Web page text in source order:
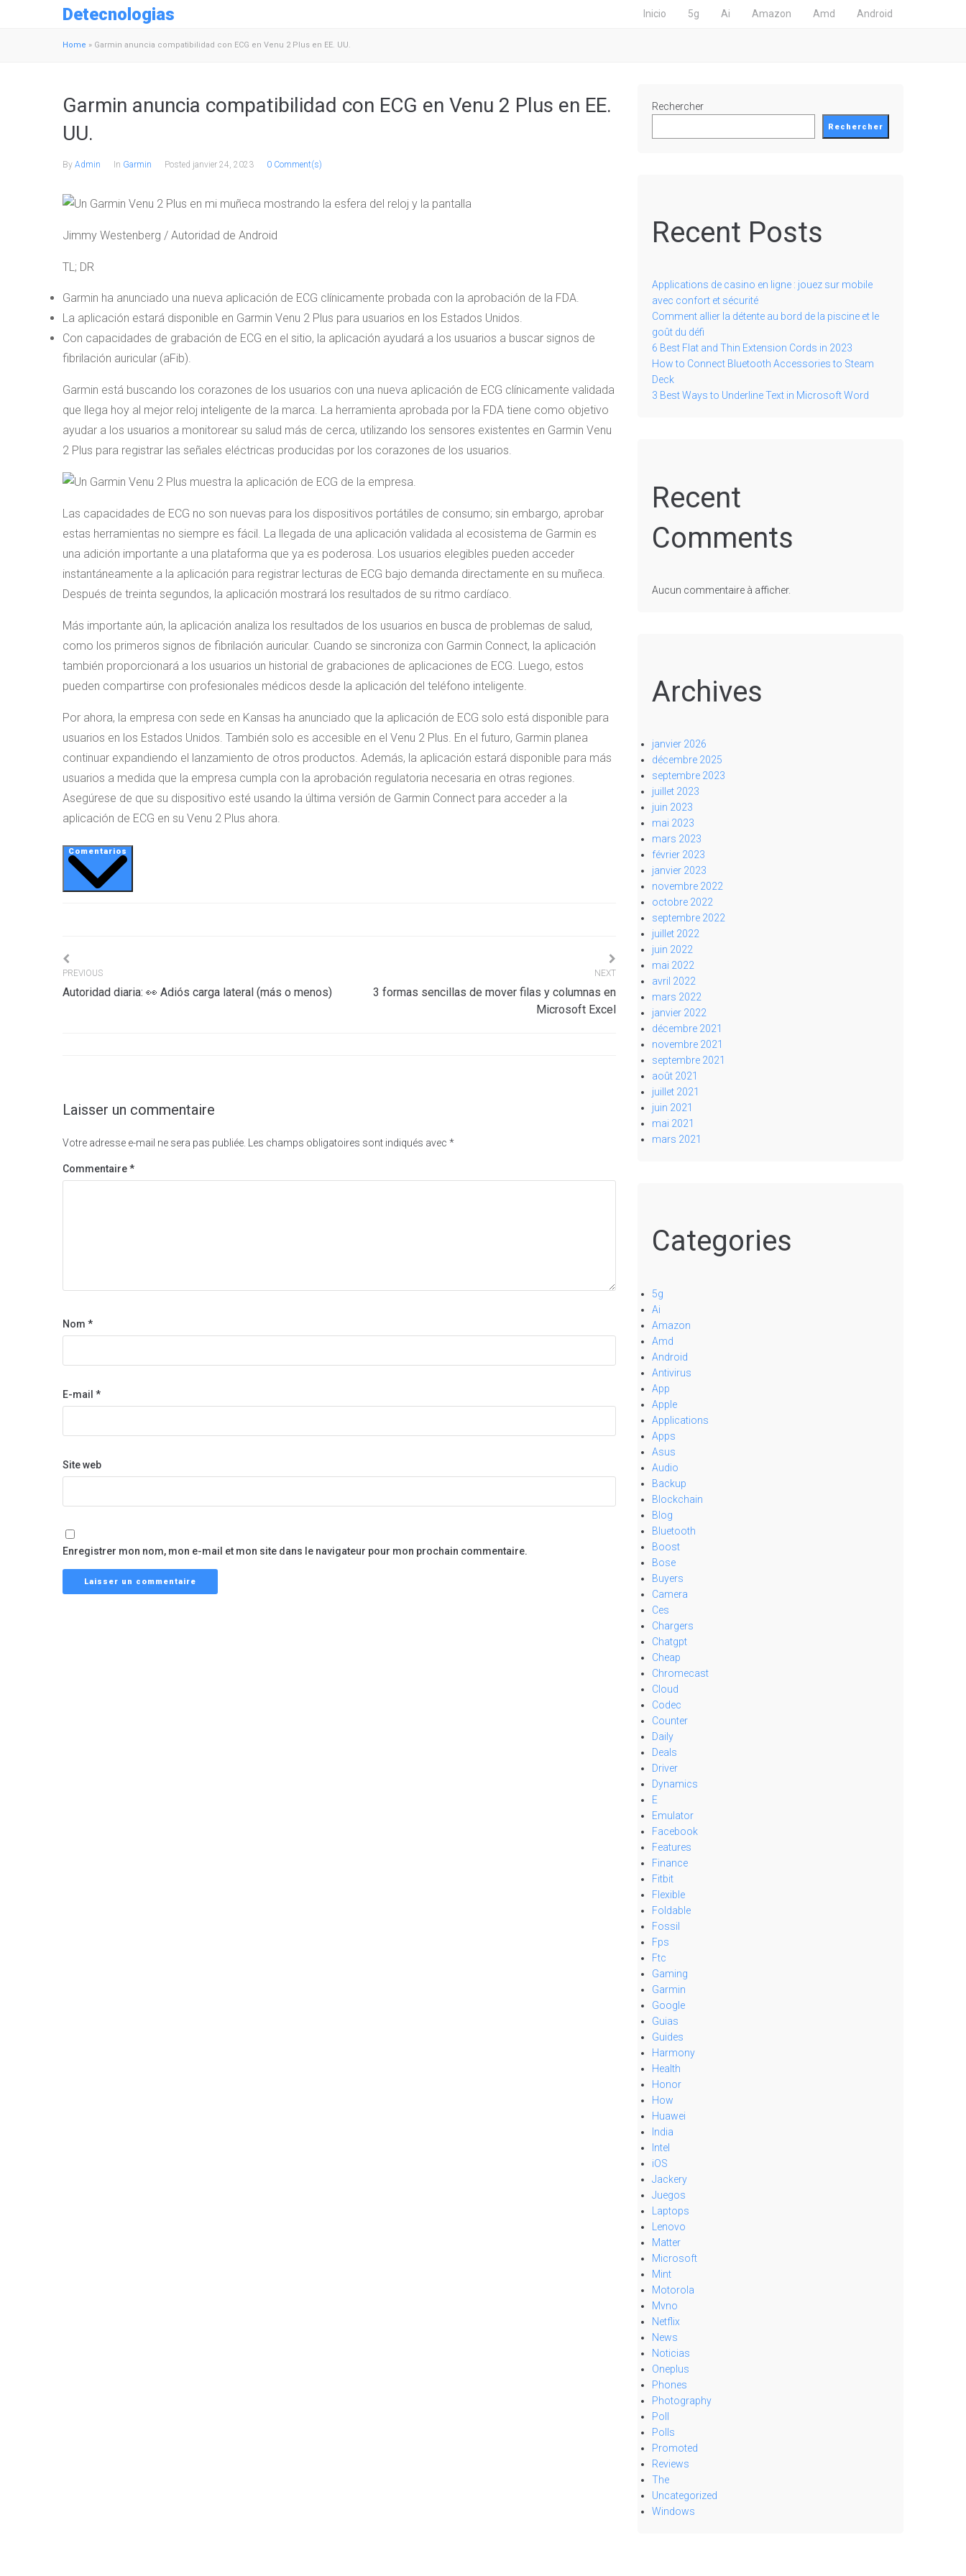
Detecnologias Inicio 5g Ai Amazon Amd Android
Home » Garmin anuncia compatibilidad con ECG en Venu 2 Plus en EE. UU.
Garmin anuncia compatibilidad con ECG en Venu 2 Plus en EE.
UU.
By Admin In Garmin Posted janvier 24, 2023 0 Comment(s)
Jimmy Westenberg / Autoridad de Android
TL; DR
Garmin ha anunciado una nueva aplicación de ECG clínicamente probada con la aprobación de la FDA.
La aplicación estará disponible en Garmin Venu 2 Plus para usuarios en los Estados Unidos.
Con capacidades de grabación de ECG en el sitio, la aplicación ayudará a los usuarios a buscar signos de
fibrilación auricular (aFib).
Garmin está buscando los corazones de los usuarios con una nueva aplicación de ECG clínicamente validada
que llega hoy al mejor reloj inteligente de la marca. La herramienta aprobada por la FDA tiene como objetivo
ayudar a los usuarios a monitorear su salud más de cerca, utilizando los sensores existentes en Garmin Venu
2 Plus para registrar las señales eléctricas producidas por los corazones de los usuarios.
Las capacidades de ECG no son nuevas para los dispositivos portátiles de consumo; sin embargo, aprobar
estas herramientas no siempre es fácil. La llegada de una aplicación validada al ecosistema de Garmin es
una adición importante a una plataforma que ya es poderosa. Los usuarios elegibles pueden acceder
instantáneamente a la aplicación para registrar lecturas de ECG bajo demanda directamente en su muñeca.
Después de treinta segundos, la aplicación mostrará los resultados de su ritmo cardíaco.
Más importante aún, la aplicación analiza los resultados de los usuarios en busca de problemas de salud,
como los primeros signos de fibrilación auricular. Cuando se sincroniza con Garmin Connect, la aplicación
también proporcionará a los usuarios un historial de grabaciones de aplicaciones de ECG. Luego, estos
pueden compartirse con profesionales médicos desde la aplicación del teléfono inteligente.
Por ahora, la empresa con sede en Kansas ha anunciado que la aplicación de ECG solo está disponible para
usuarios en los Estados Unidos. También solo es accesible en el Venu 2 Plus. En el futuro, Garmin planea
continuar expandiendo el lanzamiento de otros productos. Además, la aplicación estará disponible para más
usuarios a medida que la empresa cumpla con la aprobación regulatoria necesaria en otras regiones.
Asegúrese de que su dispositivo esté usando la última versión de Garmin Connect para acceder a la
aplicación de ECG en su Venu 2 Plus ahora.
Comentarios
Navigation
PREVIOUS
Autoridad diaria: 👀 Adiós carga lateral (más o menos)
NEXT
3 formas sencillas de mover filas y columnas en
Microsoft Excel
Laisser un commentaire
Votre adresse e-mail ne sera pas publiée. Les champs obligatoires sont indiqués avec *
Commentaire*
Nom *
E-mail *
Site web
Enregistrer mon nom, mon e-mail et mon site dans le navigateur pour mon prochain commentaire.
Rechercher
Rechercher
Recent Posts
Applications de casino en ligne : jouez sur mobile
avec confort et sécurité
Comment allier la détente au bord de la piscine et le
goût du défi
6 Best Flat and Thin Extension Cords in 2023
How to Connect Bluetooth Accessories to Steam
Deck
3 Best Ways to Underline Text in Microsoft Word
Recent
Comments
Aucun commentaire à afficher.
Archives
janvier 2026
décembre 2025
septembre 2023
juillet 2023
juin 2023
mai 2023
mars 2023
février 2023
janvier 2023
novembre 2022
octobre 2022
septembre 2022
juillet 2022
juin 2022
mai 2022
avril 2022
mars 2022
janvier 2022
décembre 2021
novembre 2021
septembre 2021
août 2021
juillet 2021
juin 2021
mai 2021
mars 2021
Categories
5g
Ai
Amazon
Amd
Android
Antivirus
App
Apple
Applications
Apps
Asus
Audio
Backup
Blockchain
Blog
Bluetooth
Boost
Bose
Buyers
Camera
Ces
Chargers
Chatgpt
Cheap
Chromecast
Cloud
Codec
Counter
Daily
Deals
Driver
Dynamics
E
Emulator
Facebook
Features
Finance
Fitbit
Flexible
Foldable
Fossil
Fps
Ftc
Gaming
Garmin
Google
Guias
Guides
Harmony
Health
Honor
How
Huawei
India
Intel
iOS
Jackery
Juegos
Laptops
Lenovo
Matter
Microsoft
Mint
Motorola
Mvno
Netflix
News
Noticias
Oneplus
Phones
Photography
Poll
Polls
Promoted
Reviews
The
Uncategorized
Windows